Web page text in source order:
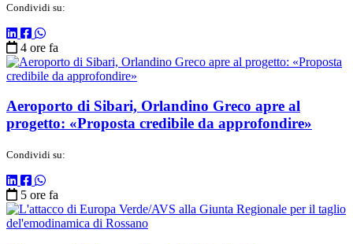
Condividi su:
4 ore fa
Aeroporto di Sibari, Orlandino Greco apre al
progetto: «Proposta credibile da approfondire»
Condividi su:
5 ore fa